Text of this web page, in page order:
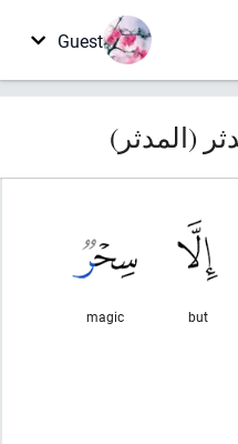
Guest
but
magic